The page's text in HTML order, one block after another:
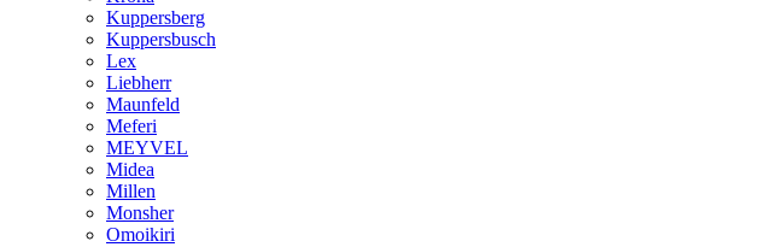
Kuppersberg
Kuppersbusch
Lex
Liebherr
Maunfeld
Meferi
MEYVEL
Midea
Millen
Monsher
Omoikiri